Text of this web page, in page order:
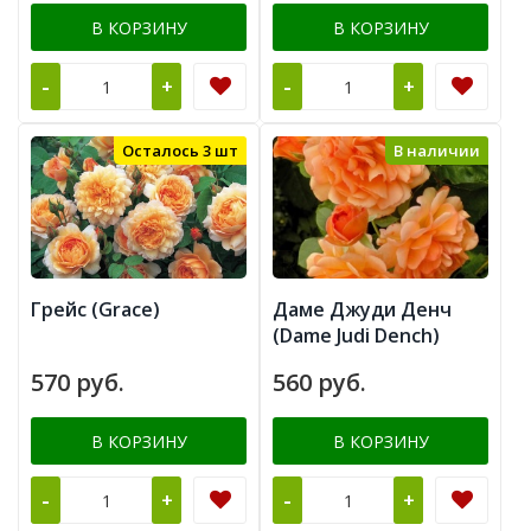
В КОРЗИНУ
- +
В КОРЗИНУ
- +
Осталось 3 шт
Грейс (Grace)
570 руб.
В КОРЗИНУ
- +
В наличии
Даме Джуди Денч
(Dame Judi Dench)
560 руб.
В КОРЗИНУ
- +